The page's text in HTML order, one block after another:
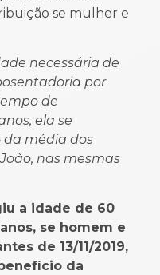
se mulher e
necessária de
por
de
ela se
da média dos
nas mesmas
a idade de 60
se homem e
de 13/11/2019,
da